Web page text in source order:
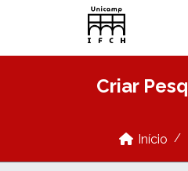
Pular para o conteúdo principal
Criar
Início